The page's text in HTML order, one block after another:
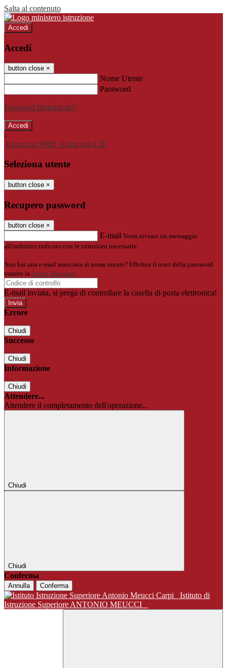
Salta al contenuto
Accedi
Accedi
button close ×
Nome Utente
Password
Password dimenticata?
-
Entra con SPID Entra con CIE
Seleziona utente
button close ×
Recupero password
button close ×
E-mail Verrà inviato un messaggio
all'indirizzo indicato con le istruzioni necessarie.
Non hai una e-mail associata al nome utente? Effettua il reset della password
tramite la Login Spaggiari
E-mail inviata, si prega di controllare la casella di posta elettronica!
Errore
Chiudi
Successo
Chiudi
Informazione
Chiudi
Attendere...
Attendere il completamento dell'operazione...
Chiudi
Chiudi
Conferma
Annulla Conferma
Istituto di
Istruzione Superiore ANTONIO MEUCCI